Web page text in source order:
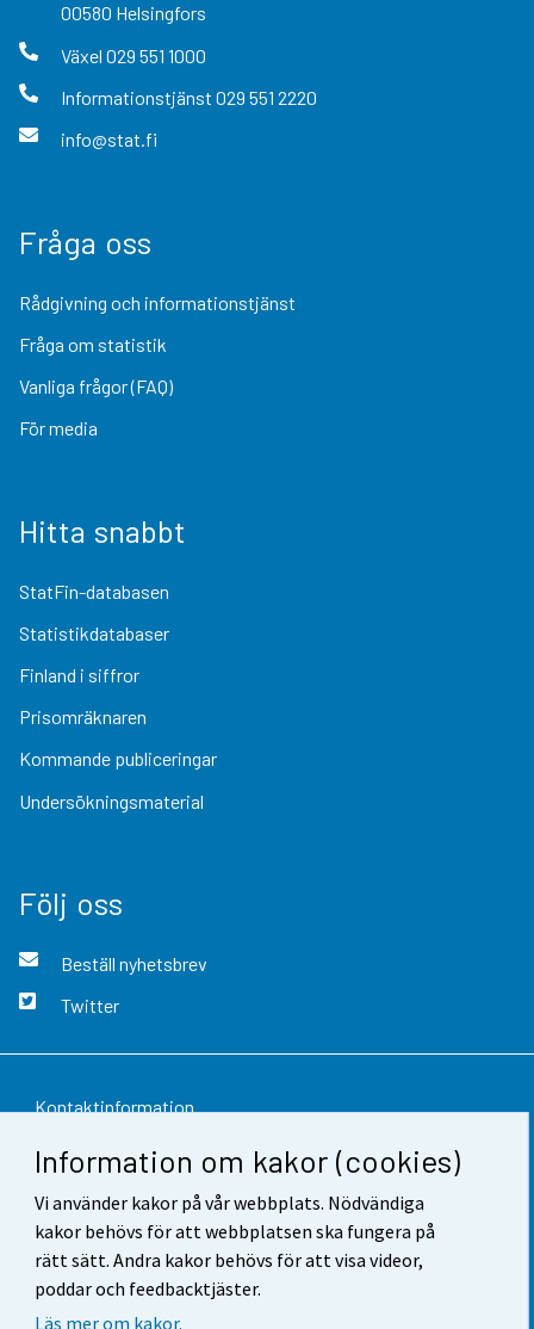
Information om kakor (cookies)
Vi använder kakor på vår webbplats. Nödvändiga
kakor behövs för att webbplatsen ska fungera på
rätt sätt. Andra kakor behövs för att visa videor,
poddar och feedbacktjäster.
Läs mer om kakor.
00580 Helsingfors
Växel 029 551 1000
Informationstjänst 029 551 2220
info@stat.fi
Fråga oss
Rådgivning och informationstjänst
Fråga om statistik
Vanliga frågor (FAQ)
För media
Hitta snabbt
StatFin-databasen
Statistikdatabaser
Finland i siffror
Prisomräknaren
Kommande publiceringar
Undersökningsmaterial
Följ oss
Beställ nyhetsbrev
Twitter
Kontaktinformation
Respons
Användarvillkor
Dataskydd
Tillgänglighet